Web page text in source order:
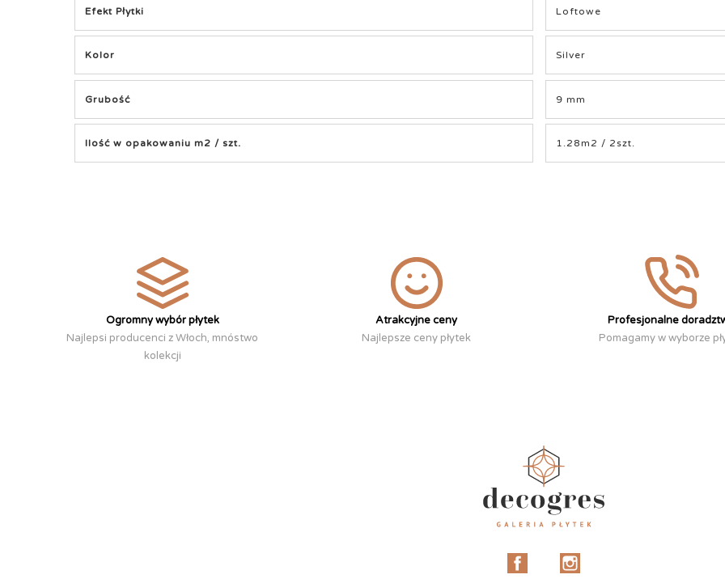
Efekt Płytki Loftowe
Kolor Silver
Grubość 9 mm
Ilość w opakowaniu m2 / szt. 1.28m2 / 2szt.
Ogromny wybór płytek
Najlepsi producenci z Włoch, mnóstwo
kolekcji
Atrakcyjne ceny
Najlepsze ceny płytek
Profesjonalne
Pomagamy w wyborze
Facebook